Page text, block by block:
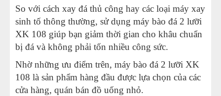
So với cách xay đá thủ công hay các loại máy xay
sinh tố thông thường, sử dụng máy bào đá 2 lưỡi
XK 108 giúp bạn giảm thời gian cho khâu chuẩn
bị đá và không phải tốn nhiều công sức.
Nhờ những ưu điểm trên, máy bào đá 2 lưỡi XK
108 là sản phẩm hàng đầu được lựa chọn của các
cửa hàng, quán bán đồ uống nhỏ.